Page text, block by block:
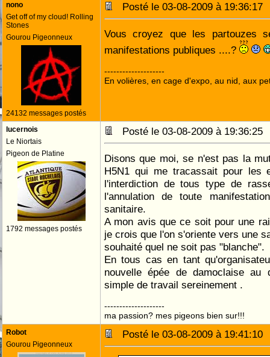
nono
Get off of my cloud! Rolling
Stones
Gourou Pigeonneux
24132 messages postés
Posté le 03-08-2009 à
Vous croyez que les partouzes
manifestations publiques ....?
--------------------
En volières, en cage d'expo, au nid, aux
lucernois
Le Niortais
Pigeon de Platine
1792 messages postés
Posté le 03-08-2009 à
Disons que moi, se n'est pas la
H5N1 qui me tracassait pour les
l'interdiction de tous type de
l'annulation de toute
sanitaire.
A mon avis que ce soit pour une
je crois que l'on s'oriente vers une
souhaité quel ne soit pas "blanche".
En tous cas en tant
nouvelle épée de damoclaise
simple de travail sereinement .
--------------------
ma passion? mes pigeons bien sur!!!
Robot
Gourou Pigeonneux
Posté le 03-08-2009 à